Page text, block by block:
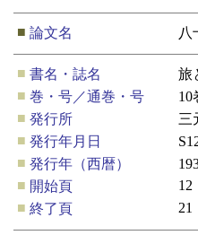
■ 論文名 八
■ 書名・誌名
旅
■ 巻・号／通巻・号
10
■ 発行所
三
■ 発行年月日
■ 発行年（西暦）
■ 開始頁
12
■ 終了頁 21